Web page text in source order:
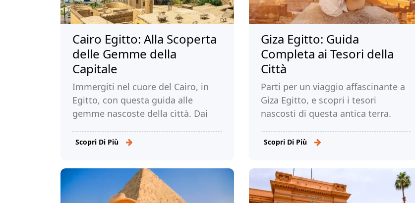
Cairo Egitto: Alla Scoperta
delle Gemme della
Capitale
Immergiti nel cuore del Cairo, in
Egitto, con questa guida alle
gemme nascoste della città. Dai
rovine, esplorate le attrazioni fuori
Scopri Di Più
Giza Egitto: Guida
Completa ai Tesori della
Città
Parti per un viaggio affascinante a
Giza Egitto, e scopri i tesori
nascosti di questa antica terra.
maestosa Sfinge e agli antichi
dell'Egitto con Tour Egitto!
Scopri Di Più